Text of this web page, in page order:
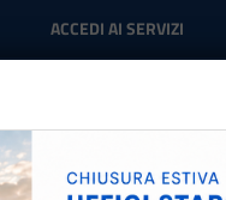
ACCEDI AI SERVIZI
Laigueglia